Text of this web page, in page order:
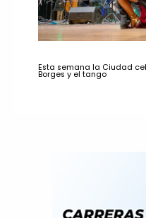
Esta semana la Ciudad
Borges y el tango